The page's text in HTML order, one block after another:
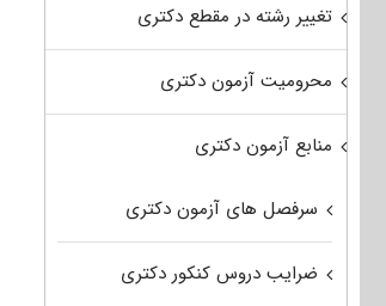
تغییر رشته در مقطع دکتری
محرومیت آزمون دکتری
منابع آزمون دکتری
سرفصل های آزمون دکتری
ضرایب دروس کنکور دکتری